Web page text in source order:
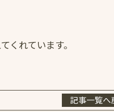
くれています。
記事一覧へ